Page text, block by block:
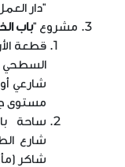
"دار
مشروع "باب
قطعة
السطحي
شارعي
مستوى
ساحة
شارع
شاكر